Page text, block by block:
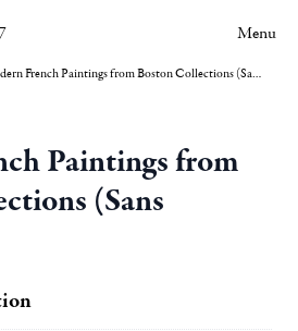
Menu
Modern French Paintings from Boston Collections (Sans catalogue)
Paintings from
(Sans